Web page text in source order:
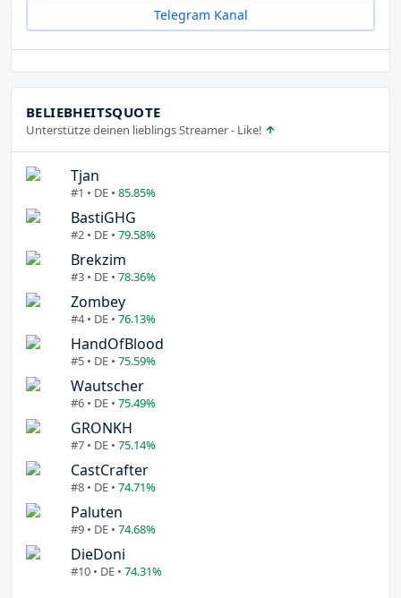
Telegram Kanal
BELIEBHEITSQUOTE
Unterstütze deinen lieblings Streamer - Like!
Tjan
#1 • DE • 85.85%
BastiGHG
#2 • DE • 79.58%
Brekzim
#3 • DE • 78.36%
Zombey
#4 • DE • 76.13%
HandOfBlood
#5 • DE • 75.59%
Wautscher
#6 • DE • 75.49%
GRONKH
#7 • DE • 75.14%
CastCrafter
#8 • DE • 74.71%
Paluten
#9 • DE • 74.68%
DieDoni
#10 • DE • 74.31%